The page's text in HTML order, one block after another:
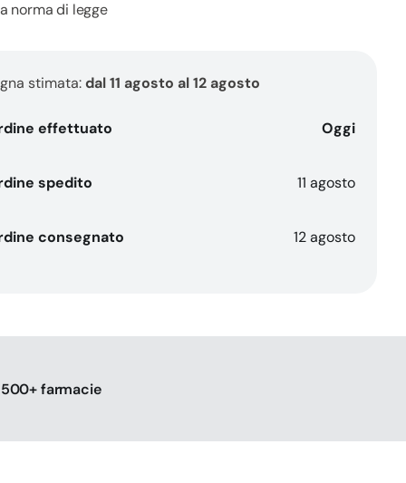
Rico
-
ml
norma di legge
stimata:dal 11 agosto al 12 agosto
effettuato Oggi
spedito 11 agosto
consegnato 12 agosto
farmacie